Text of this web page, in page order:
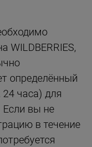
WILDBERRIES,
определённый
часа) для
Если вы не
в течение